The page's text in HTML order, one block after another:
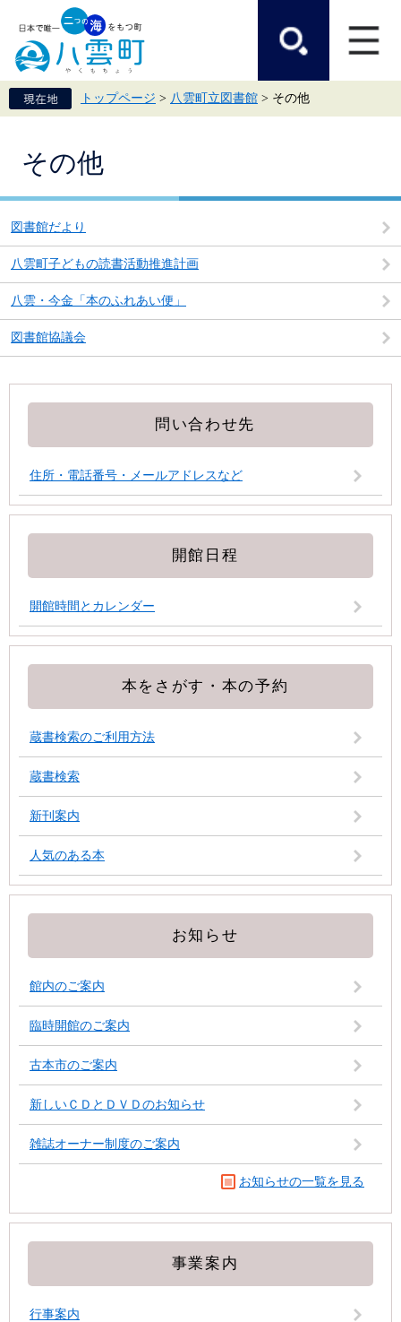
頭
で
す。
飛
ば
し
トップページ > 八雲町立図書館 > その他
その他
図書館だより
八雲町子どもの読書活動推進計画
八雲・今金「本のふれあい便」
図書館協議会
問い合わせ先
住所・電話番号・メールアドレスなど
開館日程
開館時間とカレンダー
本をさがす・本の予約
蔵書検索のご利用方法
蔵書検索
新刊案内
人気のある本
お知らせ
館内のご案内
臨時開館のご案内
古本市のご案内
新しいＣＤとＤＶＤのお知らせ
雑誌オーナー制度のご案内
お知らせの一覧を見る
事業案内
行事案内